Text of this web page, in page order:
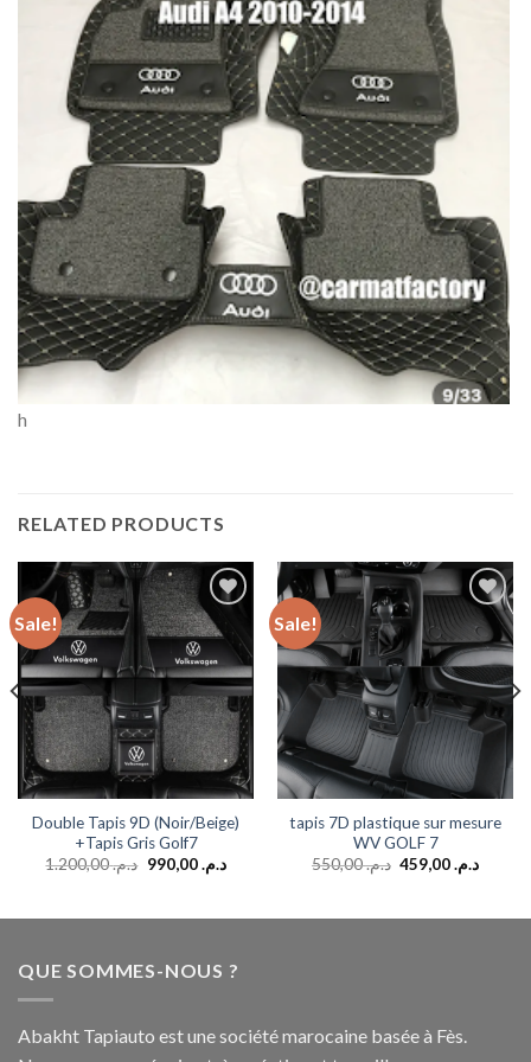
h
RELATED PRODUCTS
Sale!
Add to
wishlist
Double Tapis 9D (Noir/Beige)
+Tapis Gris Golf7
د.م.1.200,00 د.م.990,00
Sale!
Add to
wishlist
tapis 7D plastique sur mesure
WV GOLF 7
د.م.550,00 د.م.459,00
QUE SOMMES-NOUS ?
Abakht Tapiauto est une société marocaine basée à Fès.